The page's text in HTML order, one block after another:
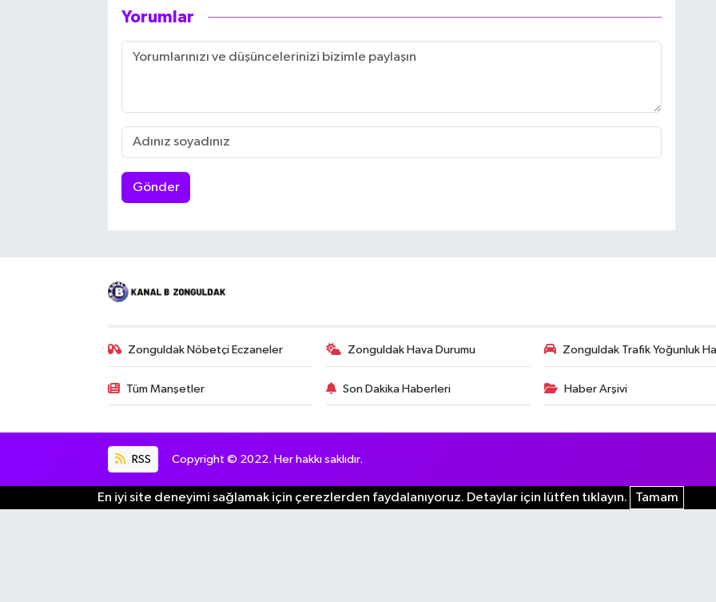
Yorumlar
Gönder
Zonguldak Nöbetçi Eczaneler Zonguldak Hava Durumu Zonguldak Trafik Yoğunluk
Tüm Manşetler Son Dakika Haberleri Haber Arşivi
RSS Copyright © 2022. Her hakkı saklıdır.
En iyi site deneyimi sağlamak için çerezlerden faydalanıyoruz. Detaylar için lütfen tıklayın. Tamam